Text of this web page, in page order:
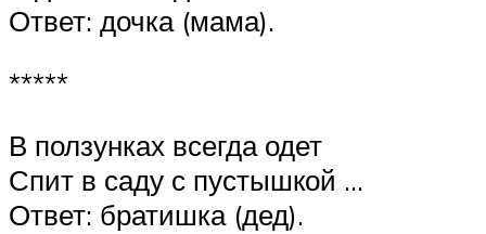
Ответ: дочка (мама).
*****
В ползунках всегда одет
Спит в саду с пустышкой …
Ответ: братишка (дед).